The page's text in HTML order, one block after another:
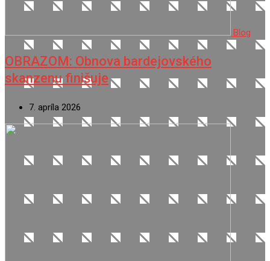
Blog
OBRAZOM: Obnova bardejovského
skanzenu finišuje
7. apríla 2026